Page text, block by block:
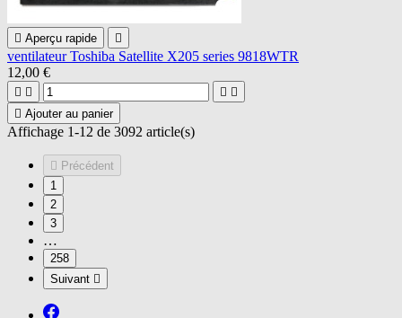
 Aperçu rapide 
ventilateur Toshiba Satellite X205 series 9818WTR
12,00 €
   
 Ajouter au panier
Affichage 1-12 de 3092 article(s)
 Précédent
1
2
3
…
258
Suivant 